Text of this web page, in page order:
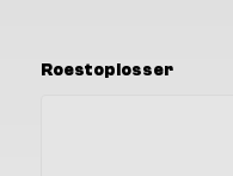
Roestoplosser